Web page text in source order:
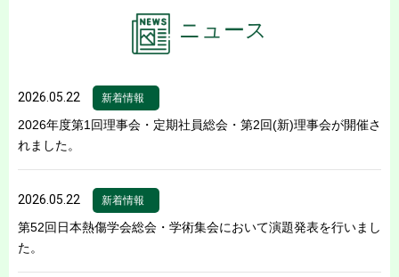
ニュース
2026.05.22 新着情報
2026年度第1回理事会・定期社員総会・第2回(新)理事会が開催さ
れました。
2026.05.22 新着情報
第52回日本熱傷学会総会・学術集会において演題発表を行いまし
た。